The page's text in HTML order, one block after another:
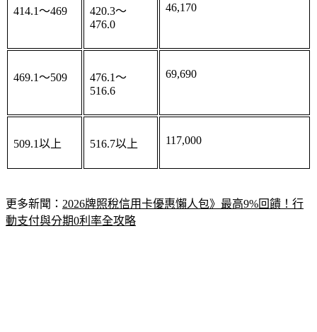
414.1～469
420.3～
476.0
46,170
469.1～509
476.1～
516.6
69,690
509.1以上 516.7以上 117,000
更多新聞： 2026牌照稅信用卡優惠懶人包》最高9%回饋！行
動支付與分期0利率全攻略